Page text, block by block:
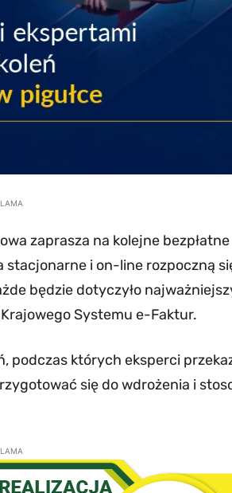
zaprasza na kolejne bezpłatne
stacjonarne i on-line rozpoczną
będzie dotyczyło
Systemu e-Faktur.
podczas których eksperci
się do wdrożenia i